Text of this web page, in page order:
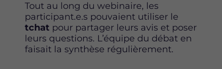
Tout au long du webinaire, les
participant.e.s pouvaient utiliser le
tchat pour partager leurs avis et poser
leurs questions. L’équipe du débat en
faisait la synthèse régulièrement.